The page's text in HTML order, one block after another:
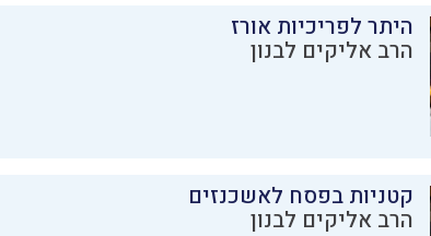
היתר לפריכיות אורז
הרב אליקים לבנון
קטניות בפסח לאשכנזים
הרב אליקים לבנון